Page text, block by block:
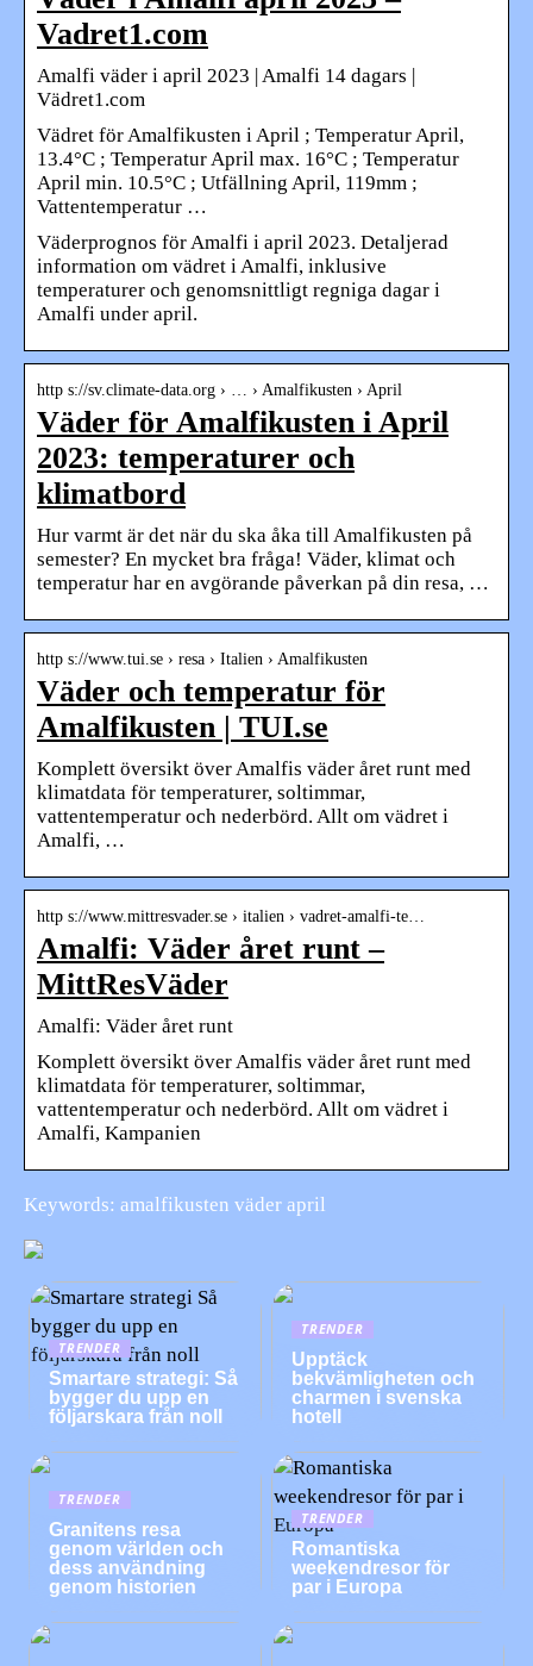
Vadret1.com
Amalfi väder i april 2023 | Amalfi 14 dagars |
Vädret1.com
Vädret för Amalfikusten i April ; Temperatur April,
13.4°C ; Temperatur April max. 16°C ; Temperatur
April min. 10.5°C ; Utfällning April, 119mm ;
Vattentemperatur …
Väderprognos för Amalfi i april 2023. Detaljerad
information om vädret i Amalfi, inklusive
temperaturer och genomsnittligt regniga dagar i
Amalfi under april.
http s://sv.climate-data.org › … › Amalfikusten › April
Väder för Amalfikusten i April
2023: temperaturer och
klimatbord
Hur varmt är det när du ska åka till Amalfikusten på
semester? En mycket bra fråga! Väder, klimat och
temperatur har en avgörande påverkan på din resa, …
http s://www.tui.se › resa › Italien › Amalfikusten
Väder och temperatur för
Amalfikusten | TUI.se
Komplett översikt över Amalfis väder året runt med
klimatdata för temperaturer, soltimmar,
vattentemperatur och nederbörd. Allt om vädret i
Amalfi, …
http s://www.mittresvader.se › italien › vadret-amalfi-te…
Amalfi: Väder året runt –
MittResVäder
Amalfi: Väder året runt
Komplett översikt över Amalfis väder året runt med
klimatdata för temperaturer, soltimmar,
vattentemperatur och nederbörd. Allt om vädret i
Amalfi, Kampanien
Keywords: amalfikusten väder april
TRENDER
Smartare strategi: Så
bygger du upp en
följarskara från noll
TRENDER
Upptäck
bekvämligheten och
charmen i svenska
hotell
TRENDER
Granitens resa
genom världen och
dess användning
genom historien
TRENDER
Romantiska
weekendresor för
par i Europa